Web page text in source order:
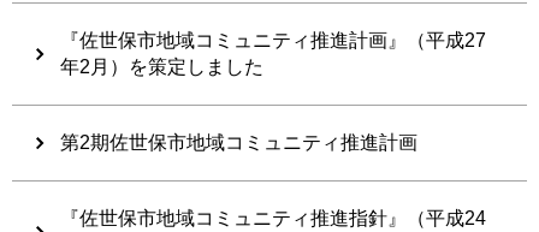
『佐世保市地域コミュニティ推進計画』（平成27
年2月）を策定しました
第2期佐世保市地域コミュニティ推進計画
『佐世保市地域コミュニティ推進指針』（平成24